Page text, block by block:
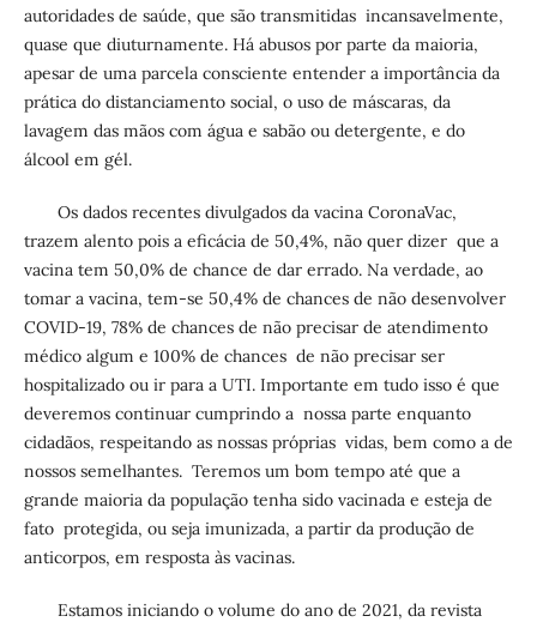
autoridades de saúde, que são transmitidas incansavelmente,
quase que diuturnamente. Há abusos por parte da maioria,
apesar de uma parcela consciente entender a importância da
prática do distanciamento social, o uso de máscaras, da
lavagem das mãos com água e sabão ou detergente, e do
álcool em gél.
Os dados recentes divulgados da vacina CoronaVac,
trazem alento pois a eficácia de 50,4%, não quer dizer que a
vacina tem 50,0% de chance de dar errado. Na verdade, ao
tomar a vacina, tem-se 50,4% de chances de não desenvolver
COVID-19, 78% de chances de não precisar de atendimento
médico algum e 100% de chances de não precisar ser
hospitalizado ou ir para a UTI. Importante em tudo isso é que
deveremos continuar cumprindo a nossa parte enquanto
cidadãos, respeitando as nossas próprias vidas, bem como a de
nossos semelhantes. Teremos um bom tempo até que a
grande maioria da população tenha sido vacinada e esteja de
fato protegida, ou seja imunizada, a partir da produção de
anticorpos, em resposta às vacinas.
Estamos iniciando o volume do ano de 2021, da revista